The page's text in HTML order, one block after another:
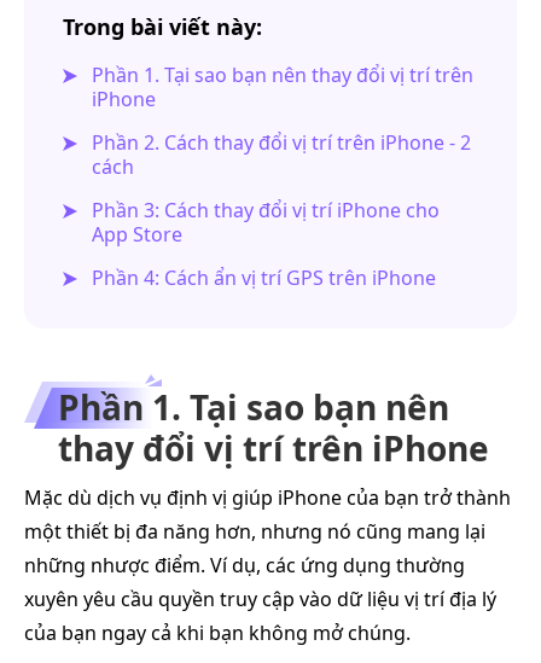
Trong bài viết này:
Phần 1. Tại sao bạn nên thay đổi vị trí trên
iPhone
Phần 2. Cách thay đổi vị trí trên iPhone - 2
cách
Phần 3: Cách thay đổi vị trí iPhone cho
App Store
Phần 4: Cách ẩn vị trí GPS trên iPhone
Phần 1. Tại sao bạn nên
thay đổi vị trí trên iPhone
Mặc dù dịch vụ định vị giúp iPhone của bạn trở thành
một thiết bị đa năng hơn, nhưng nó cũng mang lại
những nhược điểm. Ví dụ, các ứng dụng thường
xuyên yêu cầu quyền truy cập vào dữ liệu vị trí địa lý
của bạn ngay cả khi bạn không mở chúng.